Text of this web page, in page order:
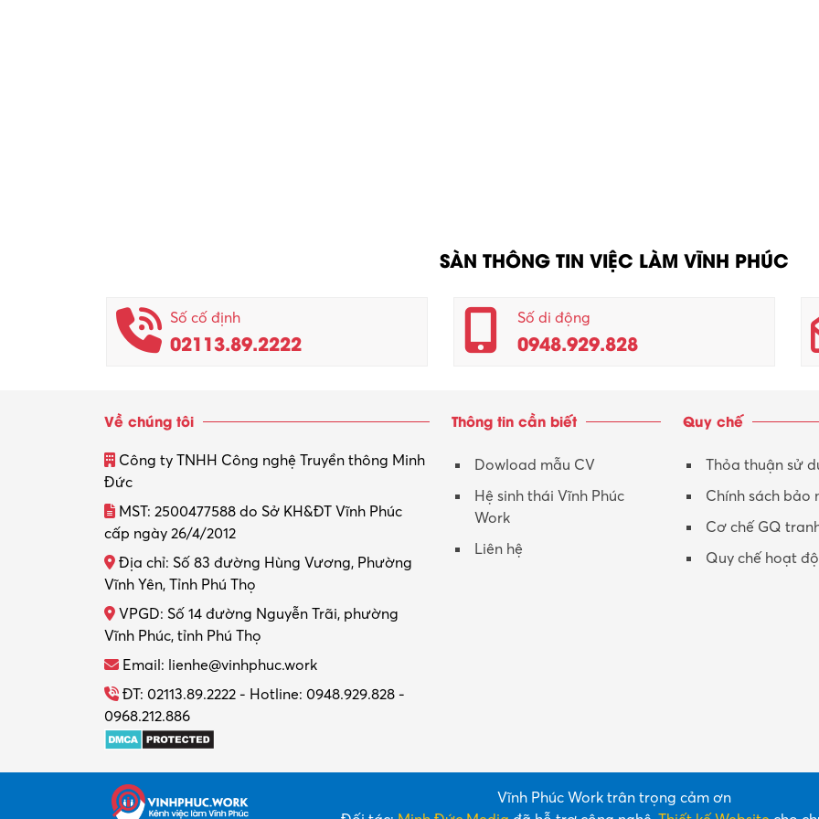
SÀN THÔNG TIN VIỆC LÀM VĨNH PHÚC
Số cố định
02113.89.2222
Số di động
0948.929.828
Về chúng tôi
Công ty TNHH Công nghệ Truyền thông Minh
Đức
MST: 2500477588 do Sở KH&ĐT Vĩnh Phúc
cấp ngày 26/4/2012
Địa chỉ: Số 83 đường Hùng Vương, Phường
Vĩnh Yên, Tỉnh Phú Thọ
VPGD: Số 14 đường Nguyễn Trãi, phường
Vĩnh Phúc, tỉnh Phú Thọ
Email: lienhe@vinhphuc.work
ĐT: 02113.89.2222 - Hotline: 0948.929.828 -
0968.212.886
Thông tin cần biết
Dowload mẫu CV
Hệ sinh thái Vĩnh Phúc
Work
Liên hệ
Quy chế
Thỏa thuận sử
Chính sách bảo
Cơ chế GQ
Quy chế hoạt
Vĩnh Phúc Work trân trọng cảm ơn